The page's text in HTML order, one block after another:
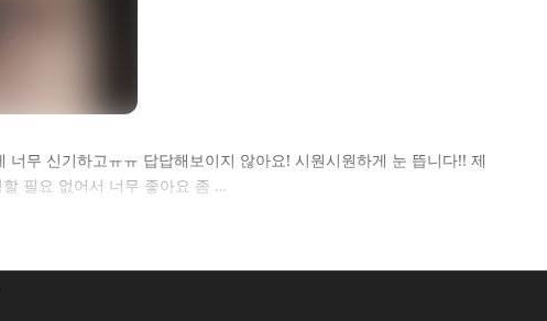
무 신기하고ㅠㅠ 답답해보이지 않아요! 시원시원하게 눈 뜹니다!! 제
필요 없어서 너무 좋아요 좀 …